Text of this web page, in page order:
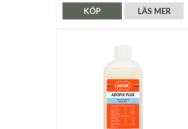
LÄS MER
KÖP